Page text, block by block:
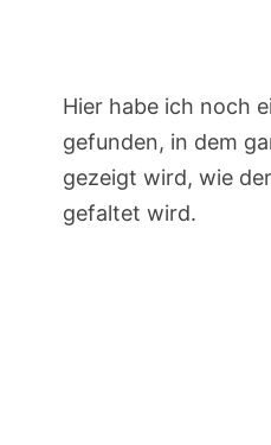
Hier habe ich noch
gefunden, in dem
gezeigt wird, wie
gefaltet wird.